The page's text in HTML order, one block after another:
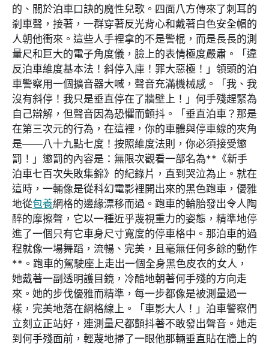
的、關於泊車口訣的魔性兒歌。四面八方傳來了刺耳的
剎車聲，接著，一群穿著反光背心和戴著白色安全帽的
人朝他衝來。這些人手裡拿的不是警棍，而是長長的測
量尺和巨大的電子角度儀，臉上的表情極度嚴肅。「違
反泊車維度基本法！斜停入庫！罪大惡極！」領頭的泊
車警察用一個擴音器大喊，聲音充滿機械感。「我、我
沒有斜停！我只是垂直停在了牆壁上！」何手殘趕緊為
自己辯解，但聲音因為恐懼而顫抖。「垂直泊車？那是
在第三次元的行為，在這裡，你的車體與停車線的夾角
是——八十九點七度！按照維度法則，你必須接受懲
罰！」懲罰的內容是：無限次觀看一部名為**《新手
泊車七百次失敗集錦》的紀錄片，直到哭泣為止。就在
這時，一輛像是從科幻電影裡開出來的黑色跑車，優雅
地從包養網格的邊緣漂移而過。跑車的輪胎發出令人陶
醉的摩擦聲，它以一種近乎蔑視重力的姿態，精準地停
進了一個只有它車身尺寸寬度的停車格中。那泊車的過
程就像一場舞蹈，流暢、完美，且毫無任何多餘的動作
**。跑車的駕駛座上走出一個全身黑色皮衣的女人，
她戴著一副透明護目鏡，冷酷地朝著何手殘的方向走
來。她的步伐優雅而精準，每一步都像是被測量過一
樣，完美地落在網格線上。「車影大人！」泊車警察們
立刻立正站好，連測量尺都顫抖著不敢發出聲音。她走
到何手殘面前，輕蔑地掃了一眼他那輛垂直貼在牆上的